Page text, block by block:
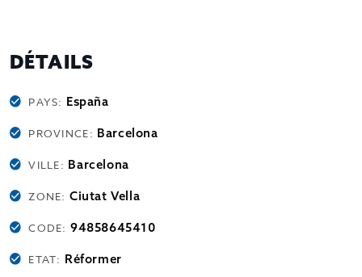
DÉTAILS
PAYS: España
PROVINCE: Barcelona
VILLE: Barcelona
ZONE:Ciutat Vella
CODE:94858645410
ETAT: Réformer